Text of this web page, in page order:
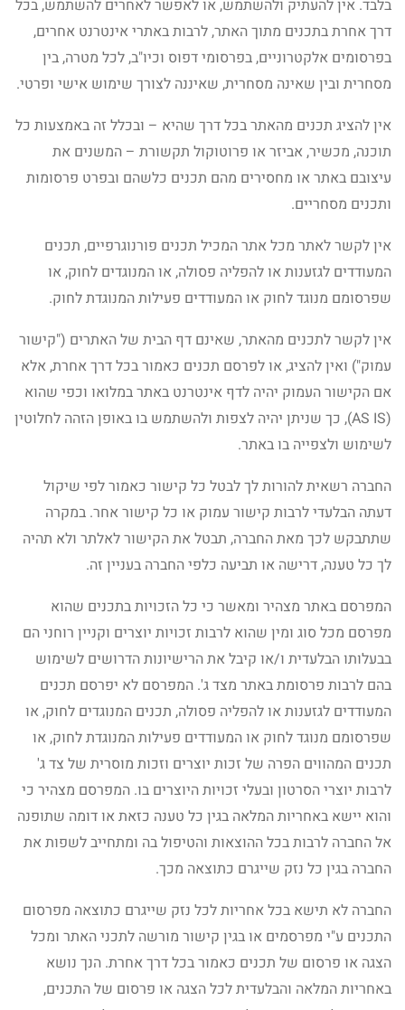
בלבד. אין להעתיק ולהשתמש, או לאפשר לאחרים להשתמש, בכל
דרך אחרת בתכנים מתוך האתר, לרבות באתרי אינטרנט אחרים,
בפרסומים אלקטרוניים, בפרסומי דפוס וכיו"ב, לכל מטרה, בין
מסחרית ובין שאינה מסחרית, שאיננה לצורך שימוש אישי ופרטי.
אין להציג תכנים מהאתר בכל דרך שהיא – ובכלל זה באמצעות כל
תוכנה, מכשיר, אביזר או פרוטוקול תקשורת – המשנים את
עיצובם באתר או מחסירים מהם תכנים כלשהם ובפרט פרסומות
ותכנים מסחריים.
אין לקשר לאתר מכל אתר המכיל תכנים פורנוגרפיים, תכנים
המעודדים לגזענות או להפליה פסולה, או המנוגדים לחוק, או
שפרסומם מנוגד לחוק או המעודדים פעילות המנוגדת לחוק.
אין לקשר לתכנים מהאתר, שאינם דף הבית של האתרים ("קישור
עמוק") ואין להציג, או לפרסם תכנים כאמור בכל דרך אחרת, אלא
אם הקישור העמוק יהיה לדף אינטרנט באתר במלואו וכפי שהוא
(AS IS), כך שניתן יהיה לצפות ולהשתמש בו באופן הזהה לחלוטין
לשימוש ולצפייה בו באתר.
החברה רשאית להורות לך לבטל כל קישור כאמור לפי שיקול
דעתה הבלעדי לרבות קישור עמוק או כל קישור אחר. במקרה
שתתבקש לכך מאת החברה, תבטל את הקישור לאלתר ולא תהיה
לך כל טענה, דרישה או תביעה כלפי החברה בעניין זה.
המפרסם באתר מצהיר ומאשר כי כל הזכויות בתכנים שהוא
מפרסם מכל סוג ומין שהוא לרבות זכויות יוצרים וקניין רוחני הם
בבעלותו הבלעדית ו/או קיבל את הרישיונות הדרושים לשימוש
בהם לרבות פרסומת באתר מצד ג'. המפרסם לא יפרסם תכנים
המעודדים לגזענות או להפליה פסולה, תכנים המנוגדים לחוק, או
שפרסומם מנוגד לחוק או המעודדים פעילות המנוגדת לחוק, או
תכנים המהווים הפרה של זכות יוצרים וזכות מוסרית של צד ג'
לרבות יוצרי הסרטון ובעלי זכויות היוצרים בו. המפרסם מצהיר כי
והוא יישא באחריות המלאה בגין כל טענה כזאת או דומה שתופנה
אל החברה לרבות בכל ההוצאות והטיפול בה ומתחייב לשפות את
החברה בגין כל נזק שייגרם כתוצאה מכך.
החברה לא תישא בכל אחריות לכל נזק שייגרם כתוצאה מפרסום
התכנים ע"י מפרסמים או בגין קישור מורשה לתכני האתר ומכל
הצגה או פרסום של תכנים כאמור בכל דרך אחרת. הנך נושא
באחריות המלאה והבלעדית לכל הצגה או פרסום של התכנים,